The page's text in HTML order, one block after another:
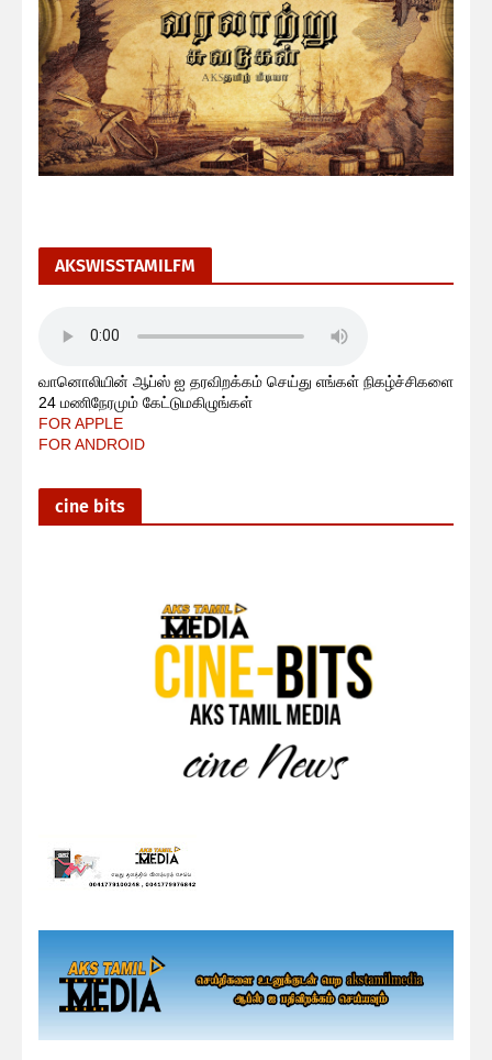
AKSWISSTAMILFM
வானொலியின் ஆப்ஸ் ஐ தரவிறக்கம் செய்து எங்கள் நிகழ்ச்சிகளை
24 மணிநேரமும் கேட்டுமகிழுங்கள்
FOR APPLE
FOR ANDROID
cine bits